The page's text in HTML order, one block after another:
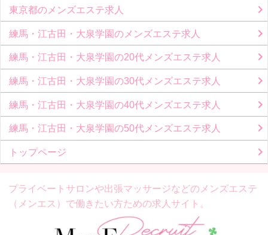
東京都のメンズエステ求人
練馬・江古田・大泉学園のメンズエステ求人
練馬・江古田・大泉学園の20代メンズエステ求人
練馬・江古田・大泉学園の30代メンズエステ求人
練馬・江古田・大泉学園の40代メンズエステ求人
練馬・江古田・大泉学園の50代メンズエステ求人
トップページ
プライベートサロンや出張マッサージなどの メンズエステ
（メンエス）で働きたい方ための求人サイト。